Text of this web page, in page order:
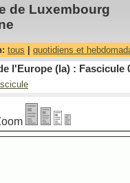
de Luxembourg
tous quotidiens et
l'Europe (la) : Fascicule